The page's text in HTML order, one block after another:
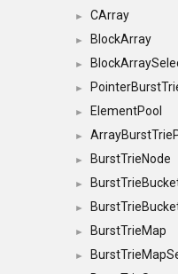
► CArray
► BlockArray
►
►
► ElementPool
►
► BurstTrieNode
►
►
► BurstTrieMap
►